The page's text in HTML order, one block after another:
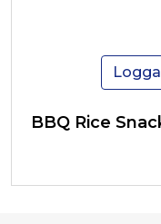
BBQ Rice